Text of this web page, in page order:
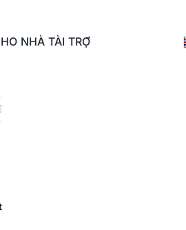
NHÀ TÀI TRỢ